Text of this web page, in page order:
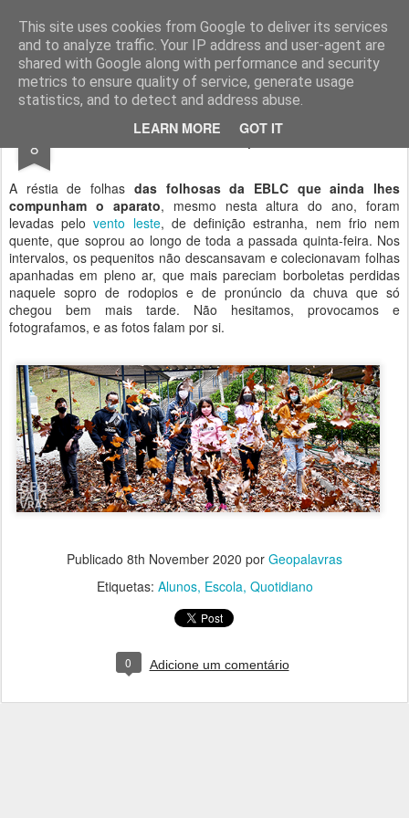
This site uses cookies from Google to deliver its services
and to analyze traffic. Your IP address and user-agent are
shared with Google along with performance and security
metrics to ensure quality of service, generate usage
statistics, and to detect and address abuse.
LEARN MORE GOT IT
Geopalavras
canal800 clique ZapCanal
8 Folhas tocadas pelo vento.
A réstia de folhas das folhosas da EBLC que ainda lhes
compunham o aparato, mesmo nesta altura do ano, foram
levadas pelovento leste, de definição estranha, nem frio nem
quente, que soprou ao longo de toda a passada quinta-feira. Nos
intervalos, os pequenitos não descansavam e colecionavam folhas
apanhadas em pleno ar, que mais pareciam borboletas perdidas
naquele sopro de rodopios e de pronúncio da chuva que só
chegou bem mais tarde. Não hesitamos, provocamos e
fotografamos, e as fotos falam por si.
Publicado 8th November 2020 por Geopalavras
Etiquetas: Alunos Escola Quotidiano
0 Adicione um comentário